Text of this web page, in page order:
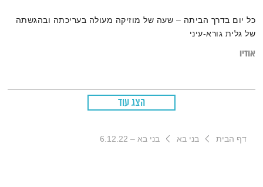
כל יום בדרך הביתה – שעה של מוזיקה מעולה בעריכתה ובהגשתה
של גלית גורא-עיני
אודיו
הצג עוד
דף הבית בני בא בני בא – 6.12.22